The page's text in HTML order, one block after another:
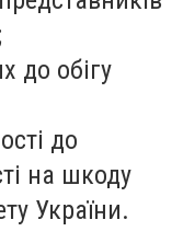
до обігу
до
на шкоду
України.